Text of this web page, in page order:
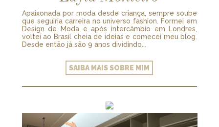
Apaixonada por moda desde criança, sempre soube
que seguiria carreira no universo fashion. Formei em
Design de Moda e após intercâmbio em Londres,
voltei ao Brasil cheia de ideias e comecei meu blog.
Desde então já são 9 anos dividindo...
SAIBA MAIS SOBRE MIM